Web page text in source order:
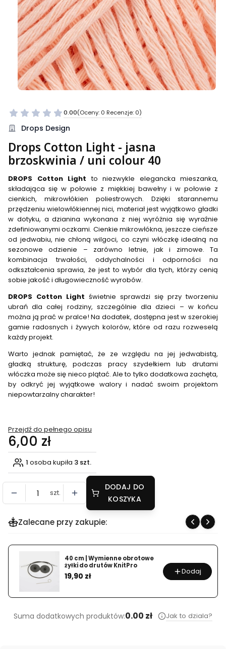
0.00(Oceny: 0 Recenzje: 0)
Przejdź do sekcji Opinie
Drops Design
Drops Cotton Light - jasna
brzoskwinia / uni colour 40
DROPS Cotton Light to niezwykle elegancka mieszanka,
składająca się w połowie z miękkiej bawełny i w połowie z
cienkich, mikrowłókien poliestrowych. Dzięki starannemu
przędzeniu wielowłókiennej nici, materiał jest wyjątkowo gładki
w dotyku, a dzianina wykonana z niej wyróżnia się wyraźnie
zdefiniowanymi oczkami. Cienkie mikrowłókna, jeszcze cieńsze
od jedwabiu, nie chłoną wilgoci, co czyni włóczkę idealną na
sezonowe odzienie – zarówno letnie, jak i zimowe. Ta
kombinacja trwałości, oddychalności i odporności na
odkształcenia sprawia, że jest to wybór dla tych, którzy cenią
sobie jakość i długowieczność wyrobów.
DROPS Cotton Light świetnie sprawdzi się przy tworzeniu
ubrań dla całej rodziny, szczególnie dla dzieci – w końcu
można ją prać w pralce! Na dodatek, dostępna jest w szerokiej
gamie radosnych i żywych kolorów, które od razu rozweselą
każdy projekt.
Warto jednak pamiętać, że ze względu na jej jedwabistą,
gładką strukturę, podczas pracy szydełkiem lub drutami
włóczka może się nieco plątać. Ale to tylko dodatkowa zachęta,
by odkryć jej wyjątkowe walory i nadać swoim projektom
niepowtarzalny charakter!
Przejdź do pełnego opisu
Cena
6,00 zł
1 osoba kupiła 3 szt.
szt.
DODAJ DO
KOSZYKA
Zalecane przy zakupie:
40 cm | Wymienne obrotowe
żyłki do drutów KnitPro
Cena
19,90 zł Dodaj
Suma dodatkowych produktów:0.00 zł Jak to dziala?